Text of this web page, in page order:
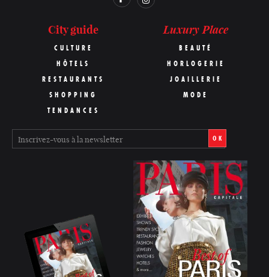
City guide
CULTURE
HÔTELS
RESTAURANTS
SHOPPING
TENDANCES
Luxury Place
BEAUTÉ
HORLOGERIE
JOAILLERIE
MODE
OK